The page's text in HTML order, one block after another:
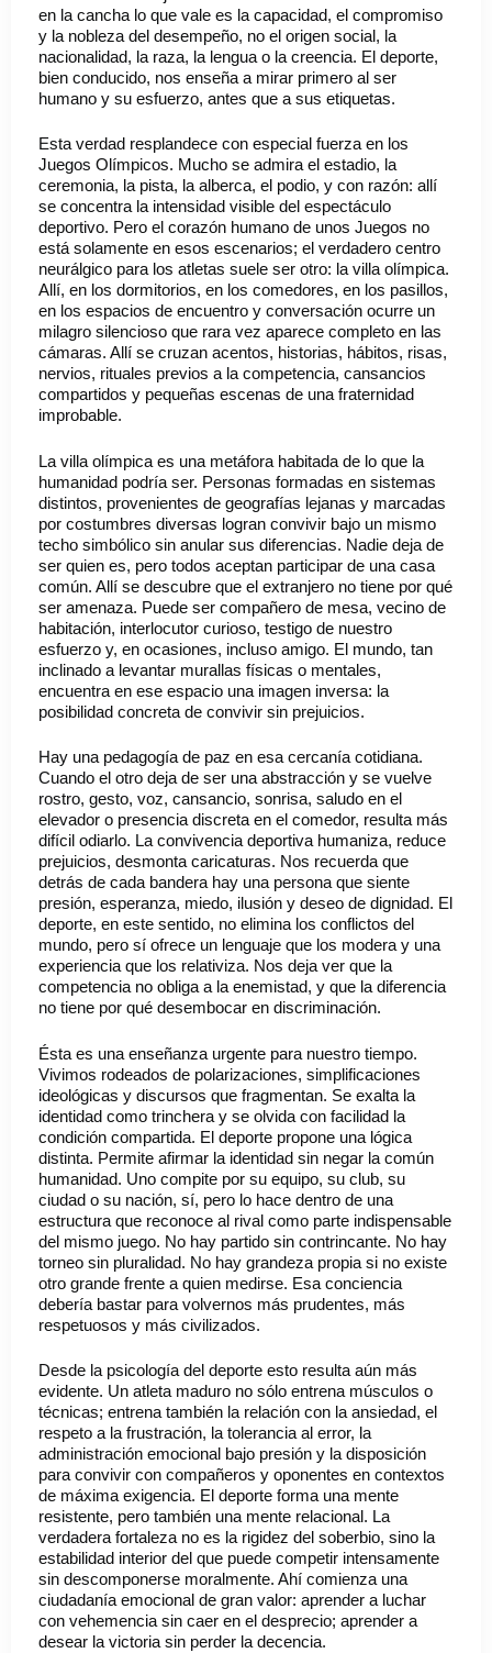
en la cancha lo que vale es la capacidad, el compromiso
y la nobleza del desempeño, no el origen social, la
nacionalidad, la raza, la lengua o la creencia. El deporte,
bien conducido, nos enseña a mirar primero al ser
humano y su esfuerzo, antes que a sus etiquetas.
Esta verdad resplandece con especial fuerza en los
Juegos Olímpicos. Mucho se admira el estadio, la
ceremonia, la pista, la alberca, el podio, y con razón: allí
se concentra la intensidad visible del espectáculo
deportivo. Pero el corazón humano de unos Juegos no
está solamente en esos escenarios; el verdadero centro
neurálgico para los atletas suele ser otro: la villa olímpica.
Allí, en los dormitorios, en los comedores, en los pasillos,
en los espacios de encuentro y conversación ocurre un
milagro silencioso que rara vez aparece completo en las
cámaras. Allí se cruzan acentos, historias, hábitos, risas,
nervios, rituales previos a la competencia, cansancios
compartidos y pequeñas escenas de una fraternidad
improbable.
La villa olímpica es una metáfora habitada de lo que la
humanidad podría ser. Personas formadas en sistemas
distintos, provenientes de geografías lejanas y marcadas
por costumbres diversas logran convivir bajo un mismo
techo simbólico sin anular sus diferencias. Nadie deja de
ser quien es, pero todos aceptan participar de una casa
común. Allí se descubre que el extranjero no tiene por qué
ser amenaza. Puede ser compañero de mesa, vecino de
habitación, interlocutor curioso, testigo de nuestro
esfuerzo y, en ocasiones, incluso amigo. El mundo, tan
inclinado a levantar murallas físicas o mentales,
encuentra en ese espacio una imagen inversa: la
posibilidad concreta de convivir sin prejuicios.
Hay una pedagogía de paz en esa cercanía cotidiana.
Cuando el otro deja de ser una abstracción y se vuelve
rostro, gesto, voz, cansancio, sonrisa, saludo en el
elevador o presencia discreta en el comedor, resulta más
difícil odiarlo. La convivencia deportiva humaniza, reduce
prejuicios, desmonta caricaturas. Nos recuerda que
detrás de cada bandera hay una persona que siente
presión, esperanza, miedo, ilusión y deseo de dignidad. El
deporte, en este sentido, no elimina los conflictos del
mundo, pero sí ofrece un lenguaje que los modera y una
experiencia que los relativiza. Nos deja ver que la
competencia no obliga a la enemistad, y que la diferencia
no tiene por qué desembocar en discriminación.
Ésta es una enseñanza urgente para nuestro tiempo.
Vivimos rodeados de polarizaciones, simplificaciones
ideológicas y discursos que fragmentan. Se exalta la
identidad como trinchera y se olvida con facilidad la
condición compartida. El deporte propone una lógica
distinta. Permite afirmar la identidad sin negar la común
humanidad. Uno compite por su equipo, su club, su
ciudad o su nación, sí, pero lo hace dentro de una
estructura que reconoce al rival como parte indispensable
del mismo juego. No hay partido sin contrincante. No hay
torneo sin pluralidad. No hay grandeza propia si no existe
otro grande frente a quien medirse. Esa conciencia
debería bastar para volvernos más prudentes, más
respetuosos y más civilizados.
Desde la psicología del deporte esto resulta aún más
evidente. Un atleta maduro no sólo entrena músculos o
técnicas; entrena también la relación con la ansiedad, el
respeto a la frustración, la tolerancia al error, la
administración emocional bajo presión y la disposición
para convivir con compañeros y oponentes en contextos
de máxima exigencia. El deporte forma una mente
resistente, pero también una mente relacional. La
verdadera fortaleza no es la rigidez del soberbio, sino la
estabilidad interior del que puede competir intensamente
sin descomponerse moralmente. Ahí comienza una
ciudadanía emocional de gran valor: aprender a luchar
con vehemencia sin caer en el desprecio; aprender a
desear la victoria sin perder la decencia.